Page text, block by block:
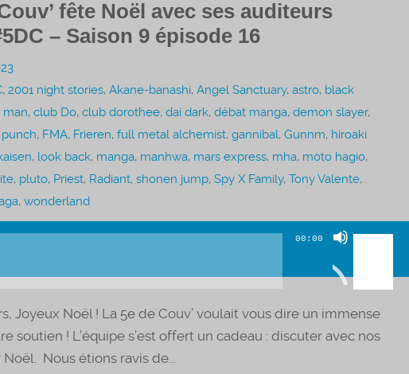
fête Noël avec ses auditeurs
– Saison 9 épisode 16
, 2001 night stories, Akane-banashi, Angel Sanctuary, astro, black
man, club Do, club dorothee, dai dark, débat manga, demon slayer,
, FMA, Frieren, full metal alchemist, gannibal, Gunnm, hiroaki
, look back, manga, manhwa, mars express, mha, moto hagio,
, pluto, Priest, Radiant, shonen jump, Spy X Family, Tony Valente,
, wonderland
00:00
Utilisez
flèches
pour
augmenter
Joyeux Noël ! La 5e de Couv’ voulait vous dire un immense
soutien ! L’équipe s’est offert un cadeau : discuter avec nos
Nous étions ravis de...